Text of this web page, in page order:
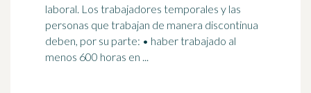
laboral. Los trabajadores temporales y las
personas que trabajan de manera discontinua
deben, por su parte: • haber trabajado al
menos 600 horas en ...